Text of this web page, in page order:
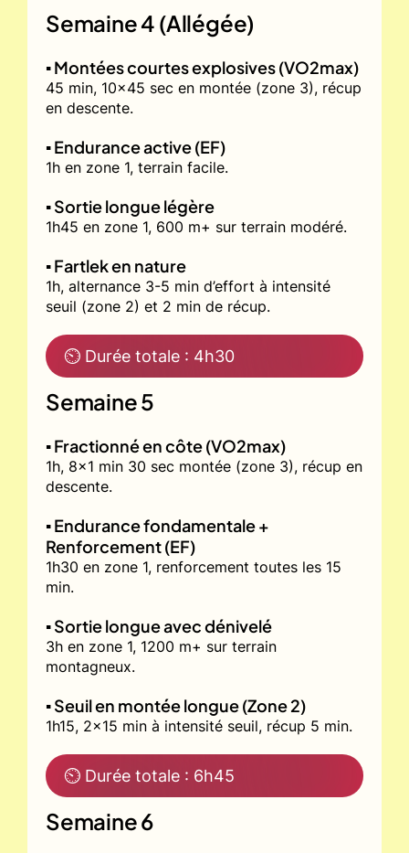
Semaine 4 (Allégée)
▪️ Montées courtes explosives (VO2max)
45 min, 10x45 sec en montée (zone 3), récup
en descente.
▪️ Endurance active (EF)
1h en zone 1, terrain facile.
▪️ Sortie longue légère
1h45 en zone 1, 600 m+ sur terrain modéré.
▪️ Fartlek en nature
1h, alternance 3-5 min d’effort à intensité
seuil (zone 2) et 2 min de récup.
⏲ Durée totale : 4h30
Semaine 5
▪️ Fractionné en côte (VO2max)
1h, 8x1 min 30 sec montée (zone 3), récup en
descente.
▪️ Endurance fondamentale +
Renforcement (EF)
1h30 en zone 1, renforcement toutes les 15
min.
▪️ Sortie longue avec dénivelé
3h en zone 1, 1200 m+ sur terrain
montagneux.
▪️ Seuil en montée longue (Zone 2)
1h15, 2x15 min à intensité seuil, récup 5 min.
⏲ Durée totale : 6h45
Semaine 6